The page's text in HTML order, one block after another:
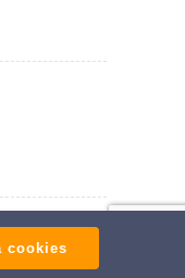
cookies